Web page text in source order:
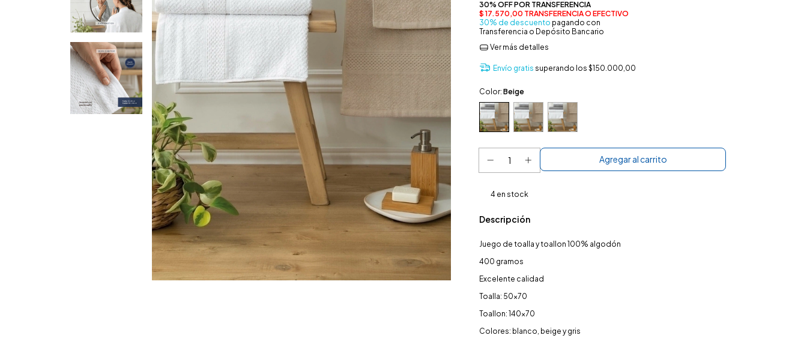
30% de descuento pagando con
Transferencia o Depósito Bancario
Ver más detalles
Envío gratis superando los $150.000,00
Color: Beige
4 en stock
Descripción
Juego de toalla y toallon 100% algodón
400 gramos
Excelente calidad
Toalla: 50x70
Toallon: 140x70
Colores: blanco, beige y gris